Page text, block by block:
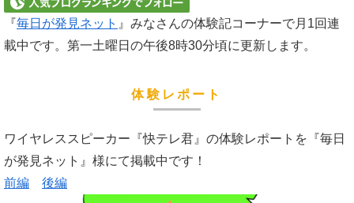
『毎日が発見ネット 』みなさんの体験記コーナーで月1回連
載中です。第一土曜日の午後8時30分頃に更新します。
体験レポート
ワイヤレススピーカー『快テレ君』の体験レポートを『毎日
が発見ネット』様にて掲載中です！
前編
後編